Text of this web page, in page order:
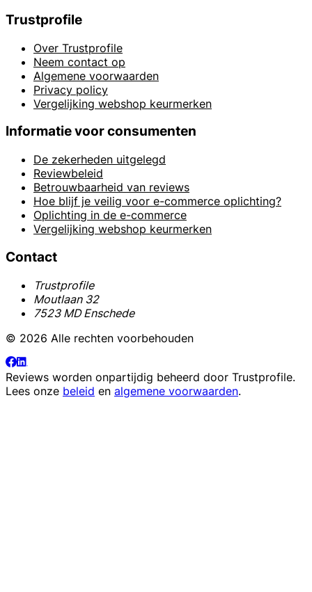
Trustprofile
Over Trustprofile
Neem contact op
Algemene voorwaarden
Privacy policy
Vergelijking webshop keurmerken
Informatie voor consumenten
De zekerheden uitgelegd
Reviewbeleid
Betrouwbaarheid van reviews
Hoe blijf je veilig voor e-commerce oplichting?
Oplichting in de e-commerce
Vergelijking webshop keurmerken
Contact
Trustprofile
Moutlaan 32
7523 MD Enschede
© 2026 Alle rechten voorbehouden
Reviews worden onpartijdig beheerd door Trustprofile.
Lees onze beleid en algemene voorwaarden.